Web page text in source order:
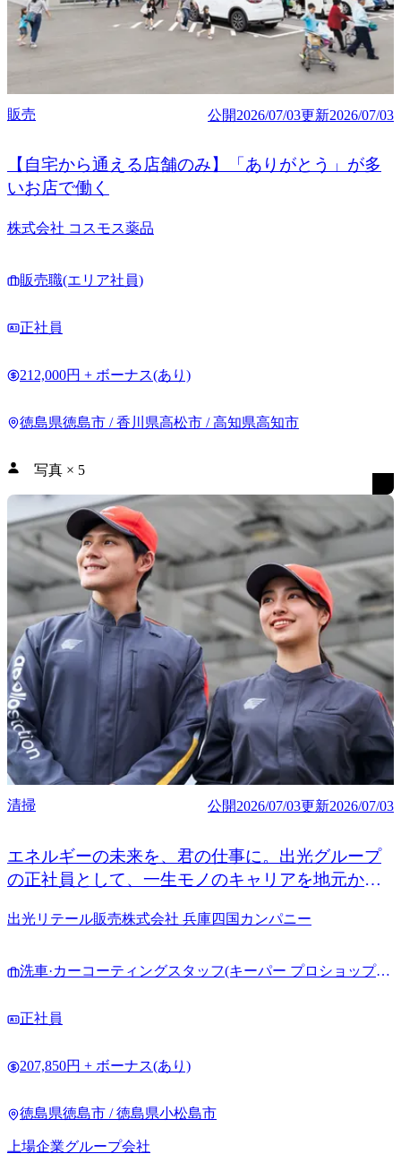
販売 公開2026/07/03更新2026/07/03
【自宅から通える店舗のみ】「ありがとう」が多
いお店で働く
株式会社 コスモス薬品
販売職(エリア社員)
正社員
212,000円 + ボーナス(あり)
徳島県徳島市 / 香川県高松市 / 高知県高知市
写真 × 5
清掃 公開2026/07/03更新2026/07/03
エネルギーの未来を、君の仕事に。出光グループ
の正社員として、一生モノのキャリアを地元か
出光リテール販売株式会社 兵庫四国カンパニー
洗車·カーコーティングスタッフ(キーパー プロショップ·
正社員
207,850円 + ボーナス(あり)
徳島県徳島市 / 徳島県小松島市
上場企業グループ会社